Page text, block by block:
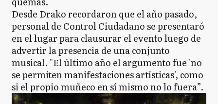
Desde Drako recordaron que el año pasado,
personal de Control Ciudadano se presentaró
en el lugar para clausurar el evento luego de
advertir la presencia de una conjunto
musical. "El último año el argumento fue 'no
se permiten manifestaciones artísticas', como
si el propio muñeco en sí mismo no lo fuera”.